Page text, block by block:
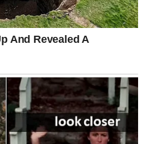
njihova ustrajnost isplatila.